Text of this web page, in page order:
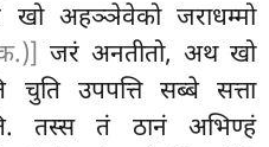
खो अहञ्ञेवेको जराधम्मो
जरं अनतीतो, अथ खो
चुति उपपत्ति सब्बे सत्ता
तस्स तं ठानं अभिण्हं